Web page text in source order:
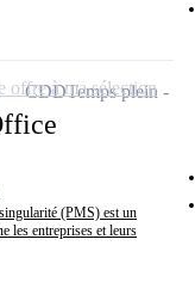
(PMS) est un
les entreprises et leurs
CDDTemps plein
offre à ma sélection